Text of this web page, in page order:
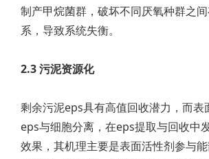
制产甲烷菌群，破坏不同厌氧种群之
系，导致系统失衡。
2.3 污泥资源化
剩余污泥eps具有高值回收潜力，而表
eps与细胞分离，在eps提取与回收中
效果，其机理主要是表面活性剂参与